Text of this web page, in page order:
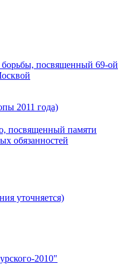
посвященный 69-ой
2011 года)
посвященный памяти
обязанностей
уточняется)
2010"